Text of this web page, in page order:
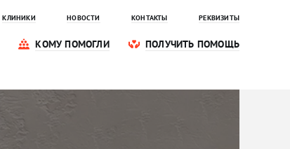
КЛИНИКИ НОВОСТИ КОНТАКТЫ РЕКВИЗИТЫ
КОМУ ПОМОГЛИ ПОЛУЧИТЬ ПОМОЩЬ